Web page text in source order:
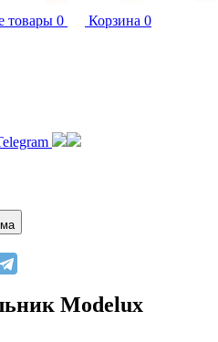
товары 0 Корзина 0
Modelux